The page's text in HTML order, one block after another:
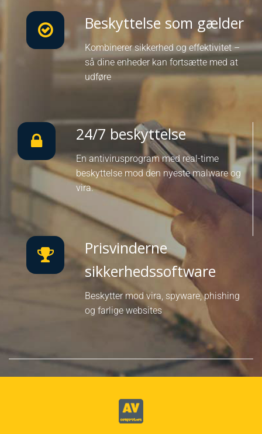
Beskyttelse som gælder
Kombinerer sikkerhed og effektivitet –
så dine enheder kan fortsætte med at
udføre
24/7 beskyttelse
En antivirusprogram med real-time
beskyttelse mod den nyeste malware og
vira.
Prisvinderne
sikkerhedssoftware
Beskytter mod vira, spyware, phishing
og farlige websites